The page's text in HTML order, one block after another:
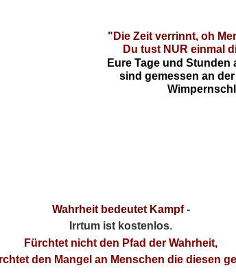
"Die Zeit verrinnt, oh
Du tust NUR einmal
Eure Tage und Stunden
sind gemessen an
Wahrheit bedeutet Kampf-
Irrtum ist kostenlos.
Fürchtet nicht den Pfad der Wahrheit,
den Mangel an Menschen die diesen